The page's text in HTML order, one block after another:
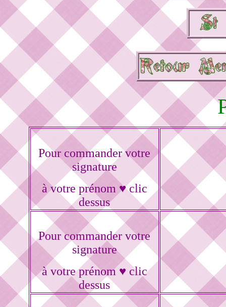
Pour commander votre
signature
à votre prénom ♥ clic
dessus
Pour commander votre
signature
à votre prénom ♥ clic
dessus